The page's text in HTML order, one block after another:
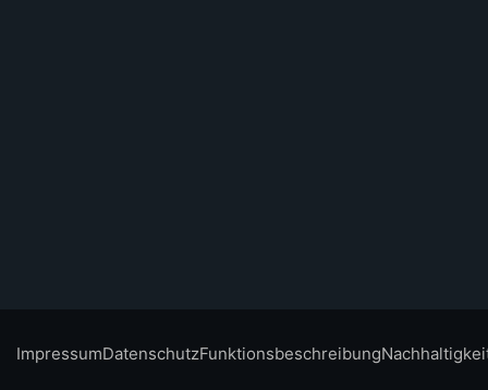
ImpressumDatenschutzFunktionsbeschreibung